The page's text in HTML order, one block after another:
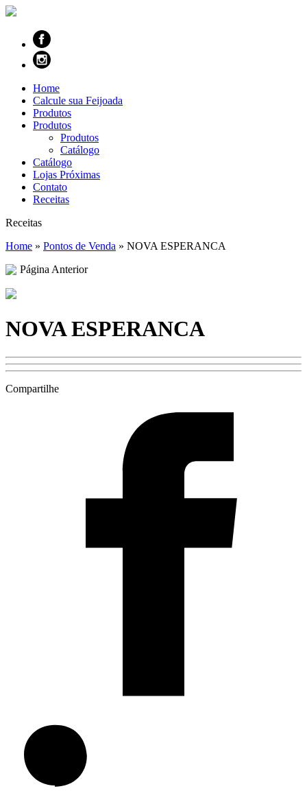
Home
Calcule sua Feijoada
Produtos
Produtos
Produtos
Catálogo
Catálogo
Lojas Próximas
Contato
Receitas
Receitas
Home » Pontos de Venda » NOVA ESPERANCA
Página Anterior
NOVA ESPERANCA
Compartilhe